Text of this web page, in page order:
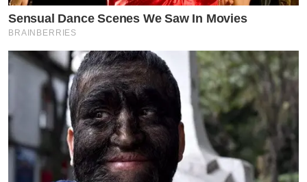
Sensual Dance Scenes We Saw In Movies
BRAINBERRIES